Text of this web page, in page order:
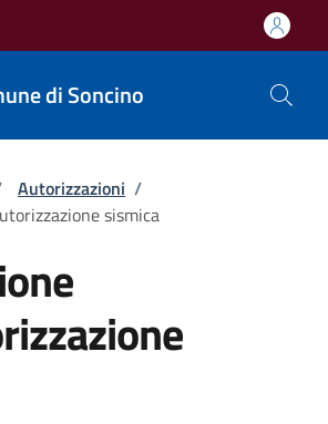
di Soncino
pane
Autorizzazioni /
sismica